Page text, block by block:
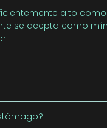
alto
se acepta como